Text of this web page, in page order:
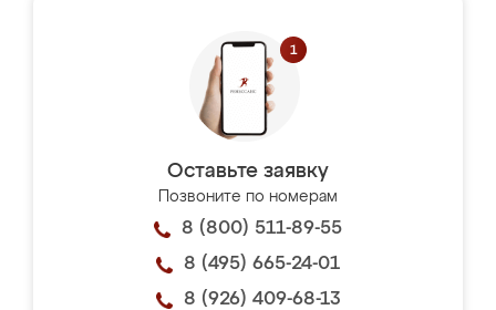
Оставьте заявку
Позвоните по номерам
8 (800) 511-89-55
8 (495) 665-24-01
8 (926) 409-68-13